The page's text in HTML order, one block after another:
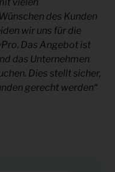
vielen
des Kunden
wir uns für die
Das Angebot ist
das Unternehmen
Dies stellt sicher,
gerecht werden“